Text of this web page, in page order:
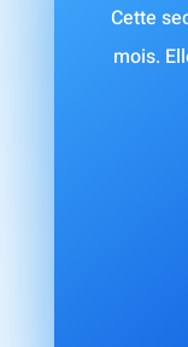
Cette
mois.